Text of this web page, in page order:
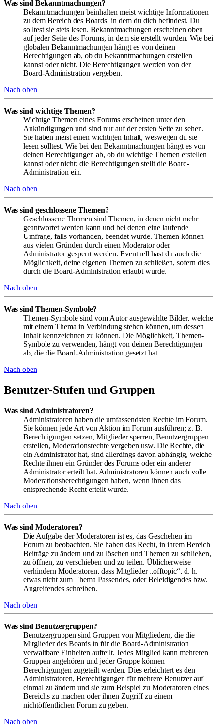
Was sind Bekanntmachungen?
Bekanntmachungen beinhalten meist wichtige Informationen
zu dem Bereich des Boards, in dem du dich befindest. Du
solltest sie stets lesen. Bekanntmachungen erscheinen oben
auf jeder Seite des Forums, in dem sie erstellt wurden. Wie bei
globalen Bekanntmachungen hängt es von deinen
Berechtigungen ab, ob du Bekanntmachungen erstellen
kannst oder nicht. Die Berechtigungen werden von der
Board-Administration vergeben.
Nach oben
Was sind wichtige Themen?
Wichtige Themen eines Forums erscheinen unter den
Ankündigungen und sind nur auf der ersten Seite zu sehen.
Sie haben meist einen wichtigen Inhalt, weswegen du sie
lesen solltest. Wie bei den Bekanntmachungen hängt es von
deinen Berechtigungen ab, ob du wichtige Themen erstellen
kannst oder nicht; die Berechtigungen stellt die Board-
Administration ein.
Nach oben
Was sind geschlossene Themen?
Geschlossene Themen sind Themen, in denen nicht mehr
geantwortet werden kann und bei denen eine laufende
Umfrage, falls vorhanden, beendet wurde. Themen können
aus vielen Gründen durch einen Moderator oder
Administrator gesperrt werden. Eventuell hast du auch die
Möglichkeit, deine eigenen Themen zu schließen, sofern dies
durch die Board-Administration erlaubt wurde.
Nach oben
Was sind Themen-Symbole?
Themen-Symbole sind vom Autor ausgewählte Bilder, welche
mit einem Thema in Verbindung stehen können, um dessen
Inhalt kennzeichnen zu können. Die Möglichkeit, Themen-
Symbole zu verwenden, hängt von deinen Berechtigungen
ab, die die Board-Administration gesetzt hat.
Nach oben
Benutzer-Stufen und Gruppen
Was sind Administratoren?
Administratoren haben die umfassendsten Rechte im Forum.
Sie können jede Art von Aktion im Forum ausführen; z. B.
Berechtigungen setzen, Mitglieder sperren, Benutzergruppen
erstellen, Moderationsrechte vergeben usw. Die Rechte, die
ein Administrator hat, sind allerdings davon abhängig, welche
Rechte ihnen ein Gründer des Forums oder ein anderer
Administrator erteilt hat. Administratoren können auch volle
Moderationsberechtigungen haben, wenn ihnen das
entsprechende Recht erteilt wurde.
Nach oben
Was sind Moderatoren?
Die Aufgabe der Moderatoren ist es, das Geschehen im
Forum zu beobachten. Sie haben das Recht, in ihrem Bereich
Beiträge zu ändern und zu löschen und Themen zu schließen,
zu öffnen, zu verschieben und zu teilen. Üblicherweise
verhindern Moderatoren, dass Mitglieder „offtopic“, d. h.
etwas nicht zum Thema Passendes, oder Beleidigendes bzw.
Angreifendes schreiben.
Nach oben
Was sind Benutzergruppen?
Benutzergruppen sind Gruppen von Mitgliedern, die die
Mitglieder des Boards in für die Board-Administration
verwaltbare Einheiten aufteilt. Jedes Mitglied kann mehreren
Gruppen angehören und jeder Gruppe können
Berechtigungen zugeteilt werden. Dies erleichtert es den
Administratoren, Berechtigungen für mehrere Benutzer auf
einmal zu ändern und sie zum Beispiel zu Moderatoren eines
Bereichs zu machen oder ihnen Zugriff zu einem
nichtöffentlichen Forum zu geben.
Nach oben